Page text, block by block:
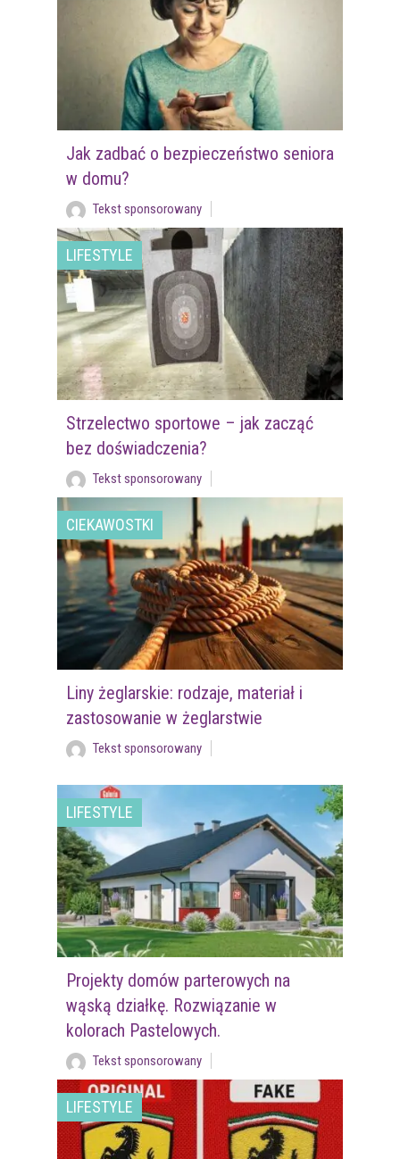
Jak zadbać o bezpieczeństwo seniora
w domu?
Tekst sponsorowany
LIFESTYLE
Strzelectwo sportowe – jak zacząć
bez doświadczenia?
Tekst sponsorowany
CIEKAWOSTKI
Liny żeglarskie: rodzaje, materiał i
zastosowanie w żeglarstwie
Tekst sponsorowany
LIFESTYLE
Projekty domów parterowych na
wąską działkę. Rozwiązanie w
kolorach Pastelowych.
Tekst sponsorowany
LIFESTYLE